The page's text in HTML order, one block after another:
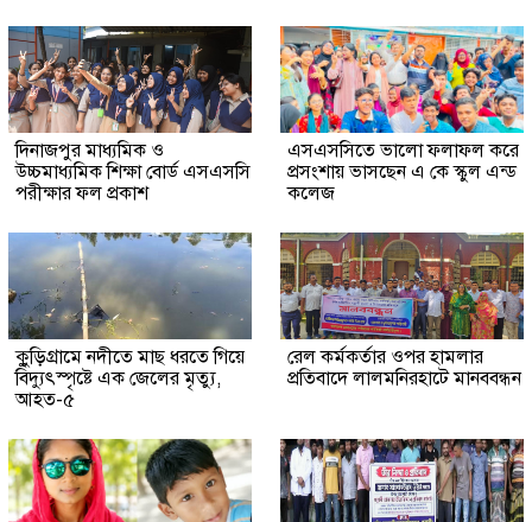
দিনাজপুর মাধ্যমিক ও
উচ্চমাধ্যমিক শিক্ষা বোর্ড এসএসসি
পরীক্ষার ফল প্রকাশ
এসএসসিতে ভালো ফলাফল করে
প্রসংশায় ভাসছেন এ কে স্কুল এন্ড
কলেজ
কুুড়িগ্রা‌মে নদীতে মাছ ধরতে গিয়ে
বিদ্যুৎস্পৃষ্টে এক জেলের মৃত্যু,
আহত-৫
রেল কর্মকর্তার ওপর হামলার
প্রতিবাদে লালমনিরহাটে মানববন্ধন